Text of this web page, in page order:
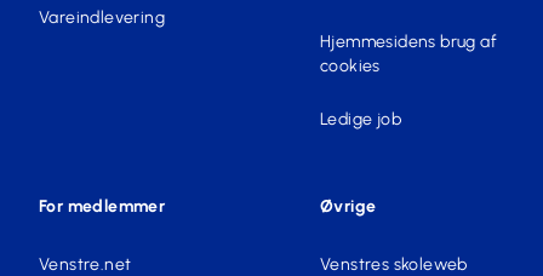
Vareindlevering
Hjemmesidens brug af
cookies
Ledige job
For medlemmer
Venstre.net
Øvrige
Venstres skoleweb